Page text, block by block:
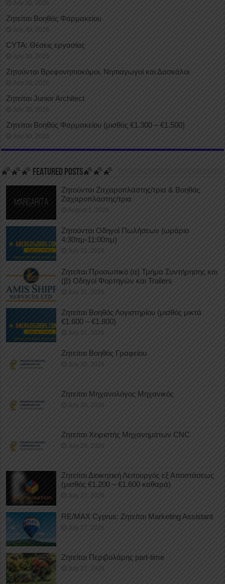
July 30, 2026
Ζητείται Βοηθός Φαρμακείου
July 30, 2026
CYTA: Θέσεις εργασίας
July 30, 2026
Ζητούνται Βρεφονηπιοκόμοι, Νηπιαγωγοί και Δασκάλοι
July 30, 2026
Ζητείται Junior Architect
July 30, 2026
Ζητείται Βοηθός Φαρμακείου (μισθός €1.300 – €1.500)
July 30, 2026
🌠🌠🌠 FEATURED POSTS🌠🌠🌠
Ζητούνται Ζαχαροπλάστης/τρια & Βοηθός
Ζαχαροπλάστης/τρια
August 1, 2026
Ζητούνται Οδηγοί Πωλήσεων (ωράριο
4:30πμ-11:00πμ)
July 31, 2026
Ζητείται Προσωπικό (α) Τμήμα Συντήρησης και
(β) Οδηγοί Φορτηγών και Trailers
July 31, 2026
Ζητείται Βοηθός Λογιστηρίου (μισθός μικτά
€1.600 – €1.800)
July 31, 2026
Ζητείται Βοηθός Γραφείου
July 30, 2026
Ζητείται Μηχανολόγος Μηχανικός
July 30, 2026
Ζητείται Χειριστής Μηχανημάτων CNC
July 29, 2026
Ζητείται Διοικητική Λειτουργός εξ Αποστάσεως
(μισθός €1.200 – €1.600 καθαρά)
July 27, 2026
RE/MAX Cyprus: Ζητείται Marketing Assistant
July 27, 2026
Ζητείται Περιβολάρης part-time
July 27, 2026